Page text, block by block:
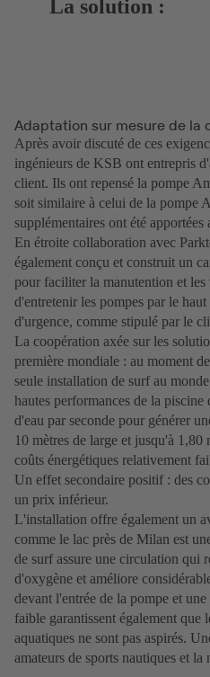
La solution :
Adaptation sur mesure de la
Après avoir discuté de ces
ingénieurs de KSB ont entrepris
client. Ils ont repensé la pompe
soit similaire à celui de la pompe
supplémentaires ont été
En étroite collaboration avec
également conçu et construit un
pour faciliter la manutention et
d'entretenir les pompes par le
d'urgence, comme stipulé par le
La coopération axée sur les
première mondiale : au moment
seule installation de surf au
hautes performances de la
d'eau par seconde pour générer
10 mètres de large et jusqu'à 1,80
coûts énergétiques relativement
Un effet secondaire positif : des
un prix inférieur.
L'installation offre également un
comme le lac près de Milan est
de surf assure une circulation qui
d'oxygène et améliore
devant l'entrée de la pompe et
faible garantissent également que
aquatiques ne sont pas aspirés.
amateurs de sports nautiques et la